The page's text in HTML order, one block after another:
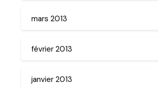
mars 2013
février 2013
janvier 2013